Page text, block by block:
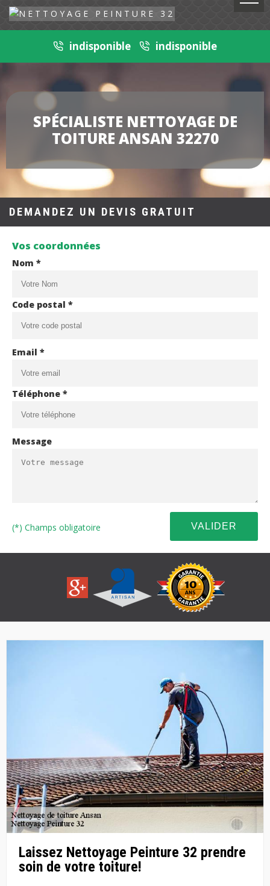
indisponible indisponible
SPÉCIALISTE NETTOYAGE DE
TOITURE ANSAN 32270
DEMANDEZ UN DEVIS GRATUIT
Vos coordonnées
Nom *
Code postal *
Email *
Téléphone *
Message
(*) Champs obligatoire
Laissez Nettoyage Peinture 32 prendre
soin de votre toiture!